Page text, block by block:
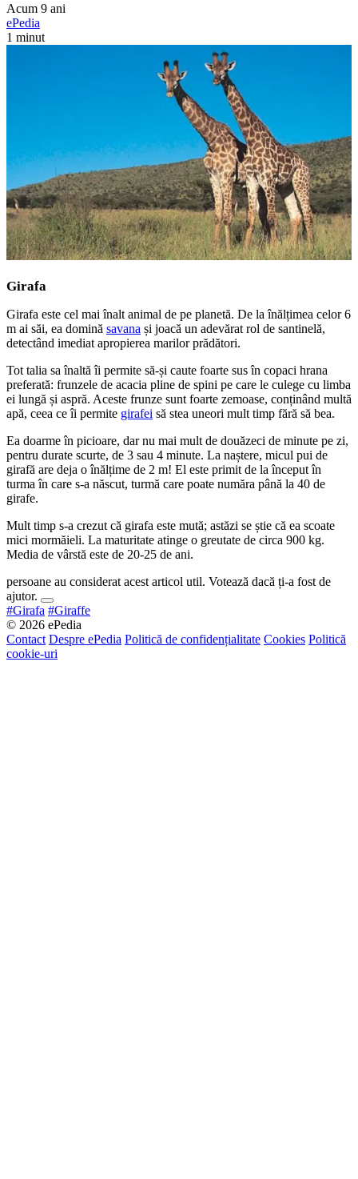
Acum 9 ani
ePedia
1 minut
Girafa
Girafa este cel mai înalt animal de pe planetă. De la înălțimea celor 6
m ai săi, ea domină savana și joacă un adevărat rol de santinelă,
detectând imediat apropierea marilor prădători.
Tot talia sa înaltă îi permite să-și caute foarte sus în copaci hrana
preferată: frunzele de acacia pline de spini pe care le culege cu limba
ei lungă și aspră. Aceste frunze sunt foarte zemoase, conținând multă
apă, ceea ce îi permite girafei să stea uneori mult timp fără să bea.
Ea doarme în picioare, dar nu mai mult de douăzeci de minute pe zi,
pentru durate scurte, de 3 sau 4 minute. La naștere, micul pui de
girafă are deja o înălțime de 2 m! El este primit de la început în
turma în care s-a născut, turmă care poate număra până la 40 de
girafe.
Mult timp s-a crezut că girafa este mută; astăzi se știe că ea scoate
mici mormăieli. La maturitate atinge o greutate de circa 900 kg.
Media de vârstă este de 20-25 de ani.
persoane au considerat acest articol util. Votează dacă ți-a fost de
ajutor.
#Girafa #Giraffe
© 2026 ePedia
Contact Despre ePedia Politică de confidențialitate Cookies Politică
cookie-uri